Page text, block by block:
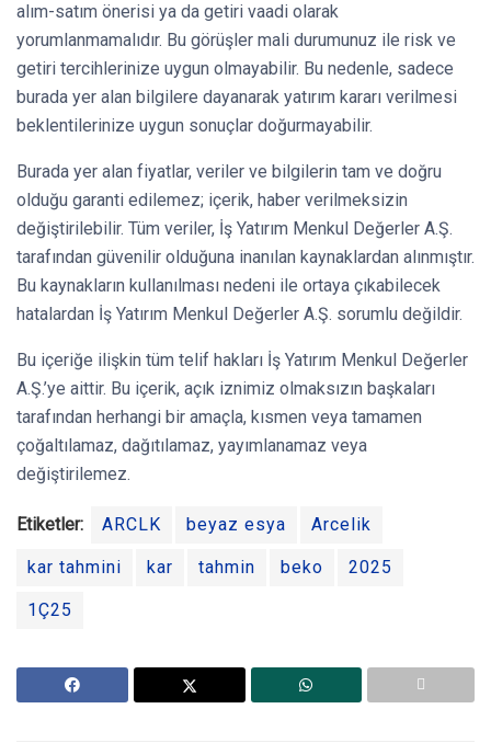
alım-satım önerisi ya da getiri vaadi olarak
yorumlanmamalıdır. Bu görüşler mali durumunuz ile risk ve
getiri tercihlerinize uygun olmayabilir. Bu nedenle, sadece
burada yer alan bilgilere dayanarak yatırım kararı verilmesi
beklentilerinize uygun sonuçlar doğurmayabilir.
Burada yer alan fiyatlar, veriler ve bilgilerin tam ve doğru
olduğu garanti edilemez; içerik, haber verilmeksizin
değiştirilebilir. Tüm veriler, İş Yatırım Menkul Değerler A.Ş.
tarafından güvenilir olduğuna inanılan kaynaklardan alınmıştır.
Bu kaynakların kullanılması nedeni ile ortaya çıkabilecek
hatalardan İş Yatırım Menkul Değerler A.Ş. sorumlu değildir.
Bu içeriğe ilişkin tüm telif hakları İş Yatırım Menkul Değerler
A.Ş.’ye aittir. Bu içerik, açık iznimiz olmaksızın başkaları
tarafından herhangi bir amaçla, kısmen veya tamamen
çoğaltılamaz, dağıtılamaz, yayımlanamaz veya
değiştirilemez.
Etiketler: ARCLK beyaz esya Arcelik
kar tahmini kar tahmin beko 2025
1Ç25